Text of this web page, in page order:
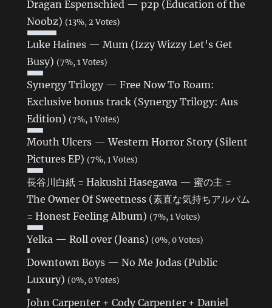
Dragan Espenschied — p2p (Education of the
Noobz) (13%, 2 Votes)
Luke Haines — Mum (Izzy Wizzy Let's Get
Busy) (7%, 1 Votes)
Synergy Trilogy — Free Now To Roam:
Exclusive bonus track (Synergy Trilogy: Aus
Edition) (7%, 1 Votes)
Mouth Ulcers — Western Horror Story (Silent
Pictures EP) (7%, 1 Votes)
長谷川白紙 = Hakushi Hasegawa — 蜜の主 =
The Owner Of Sweetness (素直な気持ちアルバム
= Honest Feeling Album) (7%, 1 Votes)
Yelka — Roll over (Jeans) (0%, 0 Votes)
Downtown Boys — No Me Jodas (Public
Luxury) (0%, 0 Votes)
John Carpenter + Cody Carpenter + Daniel